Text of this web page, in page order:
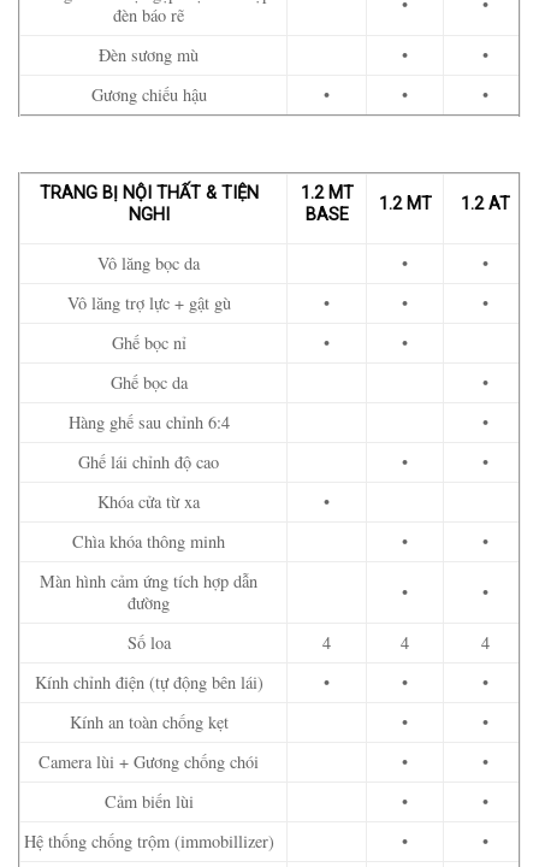
đèn báo rẽ
Đèn sương mù •
•
Gương chiếu hậu
• • •
TRANG BỊ NỘI THẤT & TIỆN
NGHI
1.2 MT
BASE
1.2 MT 1.2 AT
Vô lăng bọc da •
•
Vô lăng trợ lực + gật gù
• •
•
Ghế bọc nỉ
•
•
Ghế bọc da
•
Hàng ghế sau chỉnh 6:4
•
Ghế lái chỉnh độ cao
•
•
Khóa cửa từ xa
•
Chìa khóa thông minh
•
•
Màn hình cảm ứng tích hợp dẫn
đường
• •
Số loa 4 4
4
Kính chỉnh điện (tự động bên lái)
• •
•
Kính an toàn chống kẹt
•
•
Camera lùi + Gương chống chói
•
•
Cảm biến lùi
•
•
Hệ thống chống trộm (immobillizer)
•
•